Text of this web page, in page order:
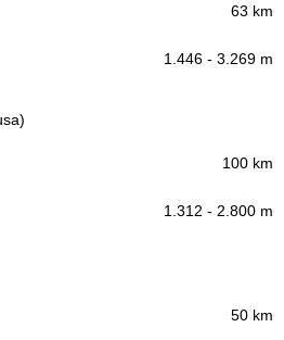
63 km
1.446 - 3.269 m
100 km
1.312 - 2.800 m
50 km